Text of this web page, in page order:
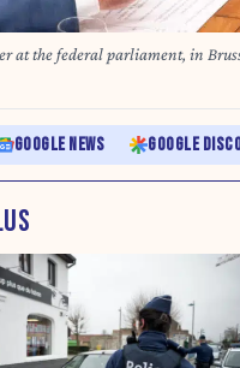
at the federal parliament, in
GOOGLE NEWS GOOGLE